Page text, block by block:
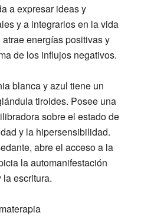
a expresar ideas y
y a integrarlos en la vida
energías positivas y
de los influjos negativos.
blanca y azul tiene un
tiroides. Posee una
sobre el estado de
y la hipersensibilidad.
abre el acceso a la
la automanifestación
escritura.